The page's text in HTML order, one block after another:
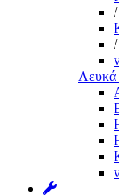
/
/
Λευκά